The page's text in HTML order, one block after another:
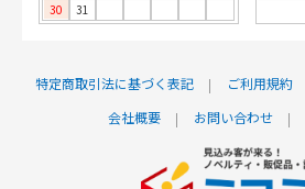
30
31
特定商取引法に基づく表記 ご利用規約
会社概要
お問い合わせ